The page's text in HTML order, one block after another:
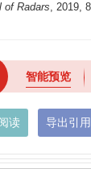
of Radars, 2019,
智能预览
读 导出引用